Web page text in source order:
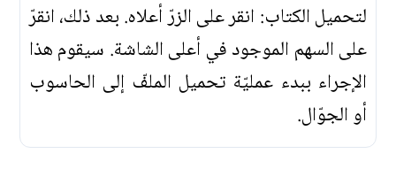
لتحميل الكتاب: انقر على الزرّ أعلاه. بعد ذلك، انقرّ
على السهم الموجود في أعلى الشاشة. سيقوم هذا
الإجراء ببدء عمليّة تحميل الملفّ إلى الحاسوب
أو الجوّال.